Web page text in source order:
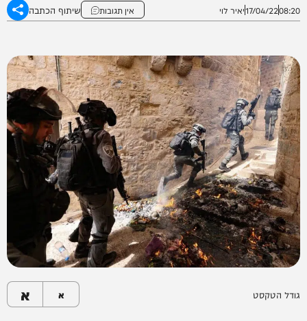
08:20
17/04/22יאיר לוי אין תגובות שיתוף הכתבה
גודל הטקסט א א